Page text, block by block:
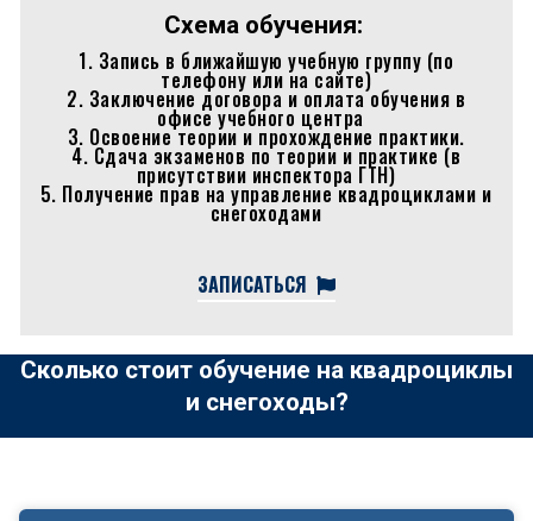
Схема обучения:
1. Запись в ближайшую учебную группу (по
телефону или на сайте)
2. Заключение договора и оплата обучения в
офисе учебного центра
3. Освоение теории и прохождение практики.
4. Сдача экзаменов по теории и практике (в
присутствии инспектора ГТН)
5. Получение прав на управление квадроциклами и
снегоходами
ЗАПИСАТЬСЯ
Сколько стоит обучение на квадроциклы
и снегоходы?